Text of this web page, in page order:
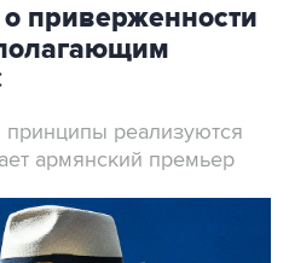
приверженности
принципы реализуются
армянский премьер